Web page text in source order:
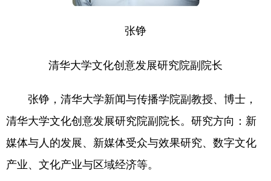
张铮
清华大学文化创意发展研究院副院长
张铮，清华大学新闻与传播学院副教授、博士，
清华大学文化创意发展研究院副院长。研究方向：新
媒体与人的发展、新媒体受众与效果研究、数字文化
产业、文化产业与区域经济等。